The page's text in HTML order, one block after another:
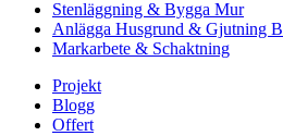
Stenläggning & Bygga Mur
Anlägga Husgrund & Gjutning
Markarbete & Schaktning
Projekt
Blogg
Offert